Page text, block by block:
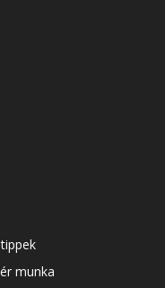
munka